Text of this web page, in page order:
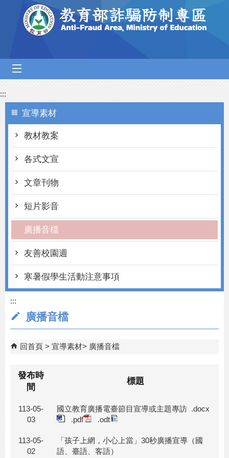
跳到主要內容區塊
:::
宣導素材
教材教案
各式文宣
文章刊物
短片影音
廣播音檔
友善校園週
寒暑假學生活動注意事項
:::
廣播音檔
回首頁 宣導素材 廣播音檔
發布時
間
標題
113-05-
03
國立教育廣播電臺節目宣導或主題專訪 .docx
.pdf
.odt
113-05-
02
「孩子上網，小心上當」30秒廣播宣導（國
語、臺語、客語）